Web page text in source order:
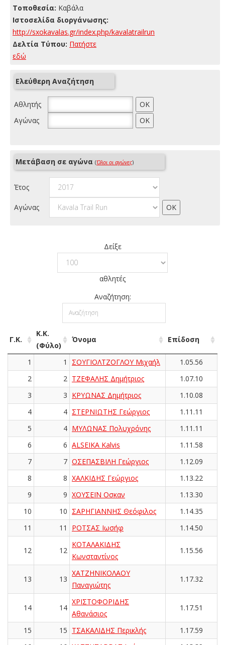
Τοποθεσία: Καβάλα
Ιστοσελίδα διοργάνωσης:
http://sxokavalas.gr/index.php/kavalatrailrun
Δελτία Τύπου: Πατήστε
εδώ
Ελεύθερη Αναζήτηση
Αθλητής
Αγώνας
Μετάβαση σε αγώνα (Όλοι οι αγώνες)
Έτος
Αγώνας
Δείξε
αθλητές
Αναζήτηση:
Γ.Κ.
Κ.Κ.
(Φύλο)
Όνομα Επίδοση
1 1 ΣΟΥΓΙΟΛΤΖΟΓΛΟΥ Μιχαήλ
1.05.56
2
2 ΤΖΕΦΑΛΗΣ Δημήτριος
1.07.10
3
3 ΚΡΥΩΝΑΣ Δημήτριος
1.10.08
4
4 ΣΤΕΡΝΙΩΤΗΣ Γεώργιος
1.11.11
5
4 ΜΥΛΩΝΑΣ Πολυχρόνης
1.11.11
6
6 ALSEIKA Kalvis
1.11.58
7
7 ΟΣΕΠΑΣΒΙΛΗ Γεώργιος
1.12.09
8
8 ΧΑΛΚΙΔΗΣ Γεώργιος
1.13.22
9
9 ΧΟΥΣΕΪΝ Οσκαν
1.13.30
10
10 ΣΑΡΗΓΙΑΝΝΗΣ Θεόφιλος
1.14.35
11
11 ΡΟΤΣΑΣ Ιωσήφ 1.14.50
12 12
ΚΟΤΑΛΑΚΙΔΗΣ
Κωνσταντίνος
1.15.56
13 13
ΧΑΤΖΗΝΙΚΟΛΑΟΥ
Παναγιώτης
1.17.32
14 14
ΧΡΙΣΤΟΦΟΡΙΔΗΣ
Αθανάσιος
1.17.51
15 15 ΤΣΑΚΑΛΙΔΗΣ Περικλής
1.17.59